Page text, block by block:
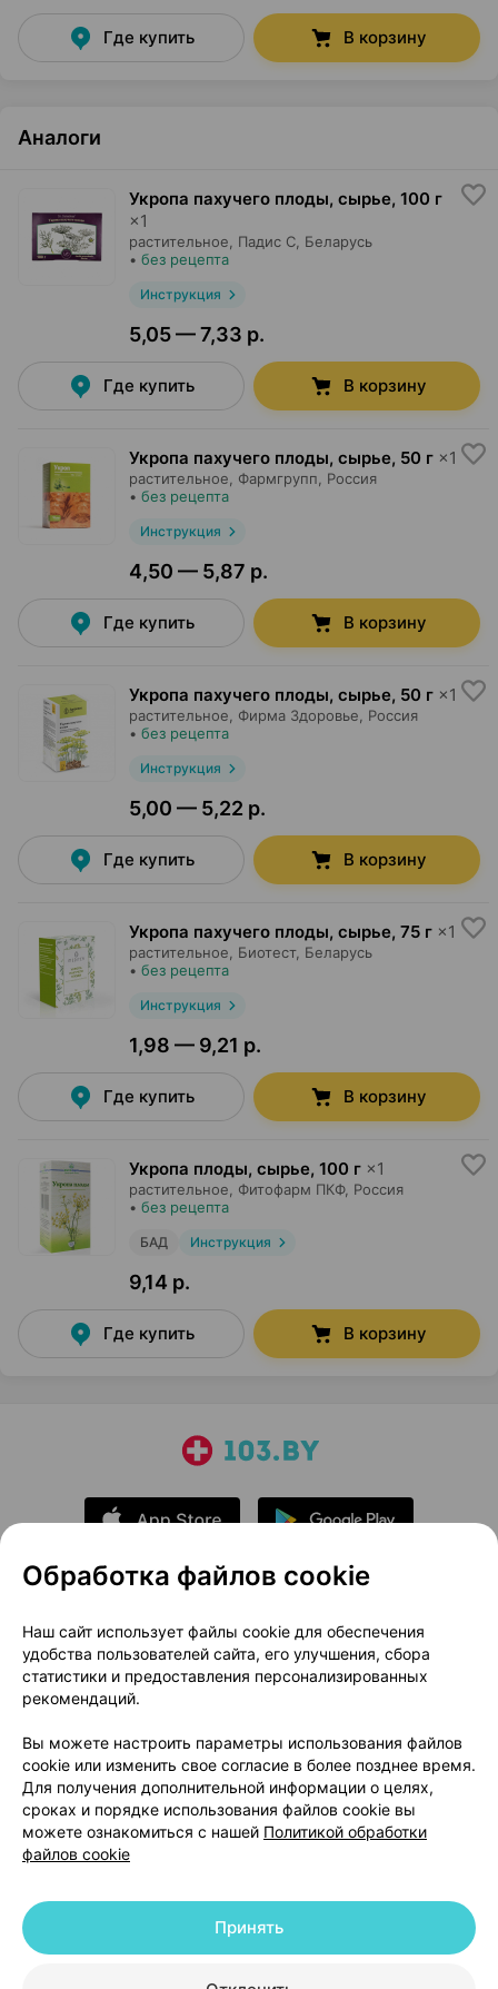
Где купить В корзину
Аналоги
Укропа пахучего плоды, сырье, 100 г
×1
растительное, Падис С, Беларусь
• без рецепта
Инструкция
5,05 — 7,33 р.
Где купить В корзину
Укропа пахучего плоды, сырье, 50 г ×1
растительное, Фармгрупп, Россия
• без рецепта
Инструкция
4,50 — 5,87 р.
Где купить В корзину
Укропа пахучего плоды, сырье, 50 г ×1
растительное, Фирма Здоровье, Россия
• без рецепта
Инструкция
5,00 — 5,22 р.
Где купить В корзину
Укропа пахучего плоды, сырье, 75 г ×1
растительное, Биотест, Беларусь
• без рецепта
Инструкция
1,98 — 9,21 р.
Где купить В корзину
Укропа плоды, сырье, 100 г ×1
растительное, Фитофарм ПКФ, Россия
• без рецепта
БАД Инструкция
9,14 р.
Где купить В корзину
О проекте
Новости проекта
Размещение рекламы
Медицинский маркетинг
Публичный договор
Доставка
Способы оплаты
Вакансии
Партнеры
Написать руководителю 103.by
Написать в поддержку
Персональные настройки Cookie
© 2026 ООО «Артокс Лаб», УНП 191700409 | 220012, Республика Беларусь,
+375 291212755
Обработка файлов cookie
Наш сайт использует файлы cookie для обеспечения
удобства пользователей сайта, его улучшения, сбора
статистики и предоставления персонализированных
рекомендаций.
Вы можете настроить параметры использования файлов
cookie или изменить свое согласие в более позднее время.
Для получения дополнительной информации о целях,
сроках и порядке использования файлов cookie вы
можете ознакомиться с нашей Политикой обработки
файлов cookie
Принять